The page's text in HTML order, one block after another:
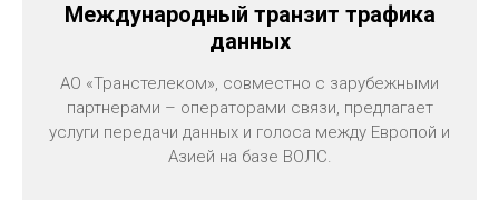
Международный транзит трафика
данных
АО «Транстелеком», совместно с зарубежными
партнерами – операторами связи, предлагает
услуги передачи данных и голоса между Европой и
Азией на базе ВОЛС.